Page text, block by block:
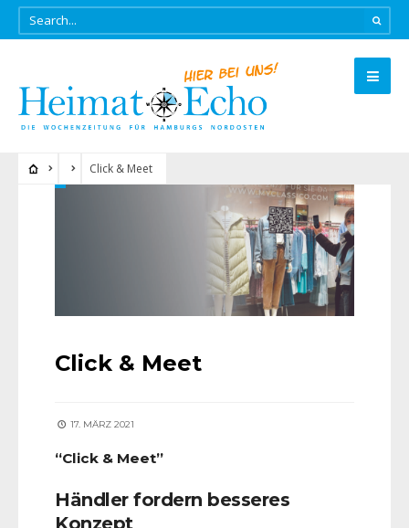
Click & Meet
Click & Meet
17. MÄRZ 2021
“Click & Meet”
Händler fordern besseres